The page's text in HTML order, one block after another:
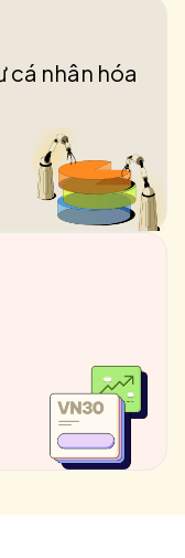
cá nhân hóa